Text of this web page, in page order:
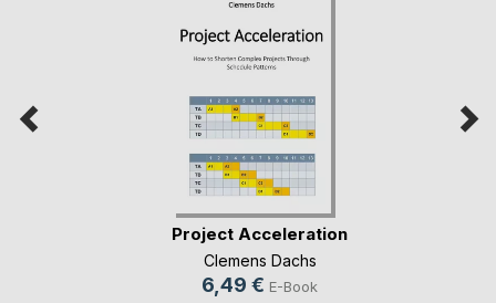
Project Acceleration
Clemens Dachs
6,49 € E-Book